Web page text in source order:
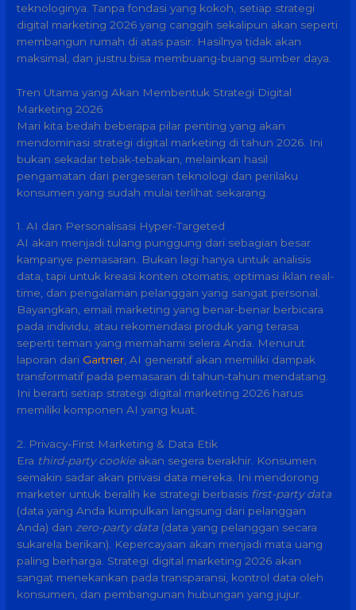
teknologinya. Tanpa fondasi yang kokoh, setiap strategi
digital marketing 2026 yang canggih sekalipun akan seperti
membangun rumah di atas pasir. Hasilnya tidak akan
maksimal, dan justru bisa membuang-buang sumber daya.
Tren Utama yang Akan Membentuk Strategi Digital
Marketing 2026
Mari kita bedah beberapa pilar penting yang akan
mendominasi strategi digital marketing di tahun 2026. Ini
bukan sekadar tebak-tebakan, melainkan hasil
pengamatan dari pergeseran teknologi dan perilaku
konsumen yang sudah mulai terlihat sekarang.
1. AI dan Personalisasi Hyper-Targeted
AI akan menjadi tulang punggung dari sebagian besar
kampanye pemasaran. Bukan lagi hanya untuk analisis
data, tapi untuk kreasi konten otomatis, optimasi iklan real-
time, dan pengalaman pelanggan yang sangat personal.
Bayangkan, email marketing yang benar-benar berbicara
pada individu, atau rekomendasi produk yang terasa
seperti teman yang memahami selera Anda. Menurut
laporan dari Gartner, AI generatif akan memiliki dampak
transformatif pada pemasaran di tahun-tahun mendatang.
Ini berarti setiap strategi digital marketing 2026 harus
memiliki komponen AI yang kuat.
2. Privacy-First Marketing & Data Etik
Era third-party cookieakan segera berakhir. Konsumen
semakin sadar akan privasi data mereka. Ini mendorong
marketer untuk beralih ke strategi berbasis first-party data
(data yang Anda kumpulkan langsung dari pelanggan
Anda) danzero-party data (data yang pelanggan secara
sukarela berikan). Kepercayaan akan menjadi mata uang
paling berharga. Strategi digital marketing 2026 akan
sangat menekankan pada transparansi, kontrol data oleh
konsumen, dan pembangunan hubungan yang jujur.